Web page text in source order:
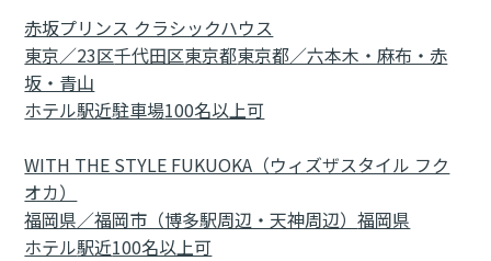
赤坂プリンス クラシックハウス
東京／23区千代田区東京都東京都／六本木・麻布・赤
坂・青山
ホテル駅近駐車場100名以上可
WITH THE STYLE FUKUOKA（ウィズザスタイル フク
オカ）
福岡県／福岡市（博多駅周辺・天神周辺）福岡県
ホテル駅近100名以上可